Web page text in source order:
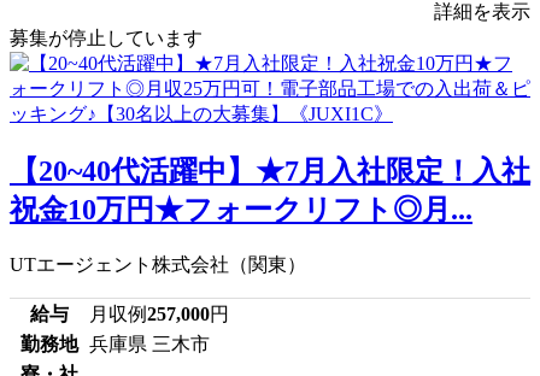
詳細を表示
募集が停止しています
【20~40代活躍中】★7月入社限定！入社
祝金10万円★フォークリフト◎月...
UTエージェント株式会社（関東）
給与 月収例257,000円
勤務地 兵庫県 三木市